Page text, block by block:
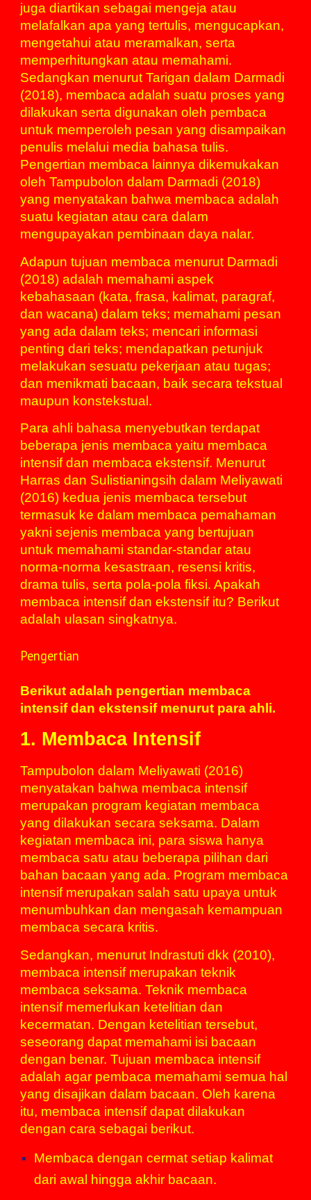
juga diartikan sebagai mengeja atau
melafalkan apa yang tertulis, mengucapkan,
mengetahui atau meramalkan, serta
memperhitungkan atau memahami.
Sedangkan menurut Tarigan dalam Darmadi
(2018), membaca adalah suatu proses yang
dilakukan serta digunakan oleh pembaca
untuk memperoleh pesan yang disampaikan
penulis melalui media bahasa tulis.
Pengertian membaca lainnya dikemukakan
oleh Tampubolon dalam Darmadi (2018)
yang menyatakan bahwa membaca adalah
suatu kegiatan atau cara dalam
mengupayakan pembinaan daya nalar.
Adapun tujuan membaca menurut Darmadi
(2018) adalah memahami aspek
kebahasaan (kata, frasa, kalimat, paragraf,
dan wacana) dalam teks; memahami pesan
yang ada dalam teks; mencari informasi
penting dari teks; mendapatkan petunjuk
melakukan sesuatu pekerjaan atau tugas;
dan menikmati bacaan, baik secara tekstual
maupun konstekstual.
Para ahli bahasa menyebutkan terdapat
beberapa jenis membaca yaitu membaca
intensif dan membaca ekstensif. Menurut
Harras dan Sulistianingsih dalam Meliyawati
(2016) kedua jenis membaca tersebut
termasuk ke dalam membaca pemahaman
yakni sejenis membaca yang bertujuan
untuk memahami standar-standar atau
norma-norma kesastraan, resensi kritis,
drama tulis, serta pola-pola fiksi. Apakah
membaca intensif dan ekstensif itu? Berikut
adalah ulasan singkatnya.
Pengertian
Berikut adalah pengertian membaca
intensif dan ekstensif menurut para ahli.
1. Membaca Intensif
Tampubolon dalam Meliyawati (2016)
menyatakan bahwa membaca intensif
merupakan program kegiatan membaca
yang dilakukan secara seksama. Dalam
kegiatan membaca ini, para siswa hanya
membaca satu atau beberapa pilihan dari
bahan bacaan yang ada. Program membaca
intensif merupakan salah satu upaya untuk
menumbuhkan dan mengasah kemampuan
membaca secara kritis.
Sedangkan, menurut Indrastuti dkk (2010),
membaca intensif merupakan teknik
membaca seksama. Teknik membaca
intensif memerlukan ketelitian dan
kecermatan. Dengan ketelitian tersebut,
seseorang dapat memahami isi bacaan
dengan benar. Tujuan membaca intensif
adalah agar pembaca memahami semua hal
yang disajikan dalam bacaan. Oleh karena
itu, membaca intensif dapat dilakukan
dengan cara sebagai berikut.
Membaca dengan cermat setiap kalimat
dari awal hingga akhir bacaan.